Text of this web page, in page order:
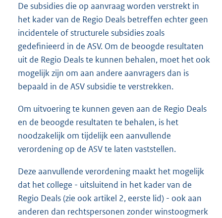
De subsidies die op aanvraag worden verstrekt in
het kader van de Regio Deals betreffen echter geen
incidentele of structurele subsidies zoals
gedefinieerd in de ASV. Om de beoogde resultaten
uit de Regio Deals te kunnen behalen, moet het ook
mogelijk zijn om aan andere aanvragers dan is
bepaald in de ASV subsidie te verstrekken.
Om uitvoering te kunnen geven aan de Regio Deals
en de beoogde resultaten te behalen, is het
noodzakelijk om tijdelijk een aanvullende
verordening op de ASV te laten vaststellen.
Deze aanvullende verordening maakt het mogelijk
dat het college - uitsluitend in het kader van de
Regio Deals (zie ook artikel 2, eerste lid) - ook aan
anderen dan rechtspersonen zonder winstoogmerk